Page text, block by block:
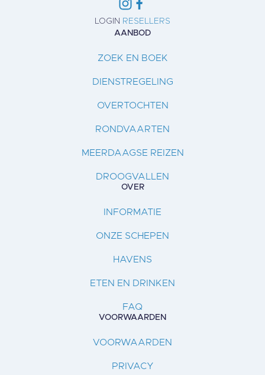
LOGIN RESELLERS
AANBOD
ZOEK EN BOEK
DIENSTREGELING
OVERTOCHTEN
RONDVAARTEN
MEERDAAGSE REIZEN
DROOGVALLEN
OVER
INFORMATIE
ONZE SCHEPEN
HAVENS
ETEN EN DRINKEN
FAQ
VOORWAARDEN
VOORWAARDEN
PRIVACY